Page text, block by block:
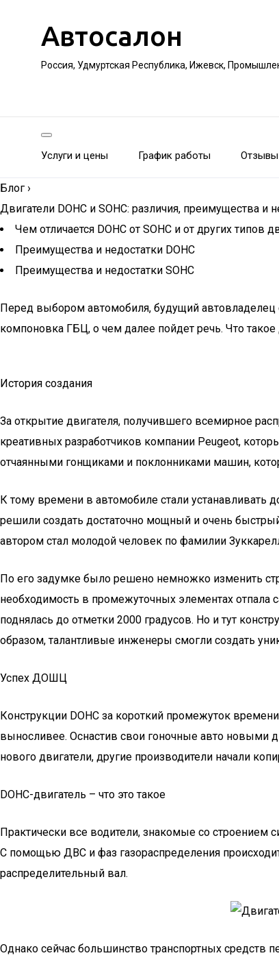
Автосалон
Россия, Удмуртская Республика, Ижевск,
Услуги и цены График работы Отзывы
Блог ›
Двигатели DOHC и SOHC: различия, преимущества и
Чем отличается DOHC от SOHC и от других типов
Преимущества и недостатки DOHC
Преимущества и недостатки SOHC
Перед выбором автомобиля, будущий автовладелец
компоновка ГБЦ, о чем далее пойдет речь. Что такое
История создания
За открытие двигателя, получившего всемирное
креативных разработчиков компании Peugeot,
отчаянными гонщиками и поклонниками машин,
К тому времени в автомобиле стали устанавливать
решили создать достаточно мощный и очень
автором стал молодой человек по фамилии
По его задумке было решено немножко изменить
необходимость в промежуточных элементах отпала
поднялась до отметки 2000 градусов. Но и тут
образом, талантливые инженеры смогли создать
Успех ДОШЦ
Конструкции DOHC за короткий промежуток
выносливее. Оснастив свои гоночные авто новыми
нового двигатели, другие производители начали
DOHC-двигатель – что это такое
Практически все водители, знакомые со строением
С помощью ДВС и фаз газораспределения
распределительный вал.
Однако сейчас большинство транспортных средств